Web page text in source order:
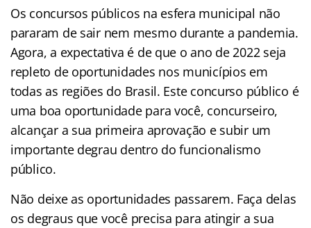
Os concursos públicos na esfera municipal não
pararam de sair nem mesmo durante a pandemia.
Agora, a expectativa é de que o ano de 2022 seja
repleto de oportunidades nos municípios em
todas as regiões do Brasil. Este concurso público é
uma boa oportunidade para você, concurseiro,
alcançar a sua primeira aprovação e subir um
importante degrau dentro do funcionalismo
público.
Não deixe as oportunidades passarem. Faça delas
os degraus que você precisa para atingir a sua